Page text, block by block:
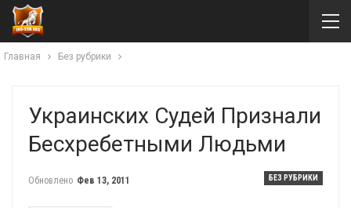
Главная Без рубрики
Украинских Судей Признали
Бесхребетными Людьми
БЕЗ РУБРИКИ
Обновлено Фев 13, 2011